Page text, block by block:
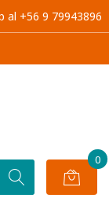
al +56 9 79943896
0